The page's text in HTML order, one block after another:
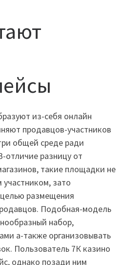
из-себя онлайн
продавцов-участников
общей среде ради
отличие разницу от
такие площадки не
зато
размещения
Подобная-модель
набор,
а-также организовывать
Пользователь 7К казино
однако позади ним